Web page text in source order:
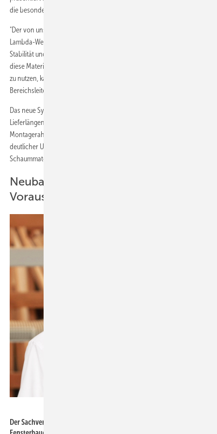
die besonders im Neubau Prozessvorteile verspricht.
"Der von uns eingesetzte PET-Schaum weist einen ausgezeichneten
Lambda-Wert von 0,043 auf und überzeugt gleichzeitig mit seiner
Stabilität und Festigkeit und ist obendrein verschraubbar – der Impuls,
diese Materialeigenschaften an anderer Stelle im Bauablauf zusätzlich
zu nutzen, kam von unseren Kunden", erklärt Stefan Gaiser,
Bereichsleiter QM und Konstruktion bei Gargiulo.
Das neue System nutzt die Schweißeignung des Materials und
Lieferlängen bis 6,50 m. Dadurch können Verarbeiter die
Montagerahmen für die Baustelle ab Werk vorkonfektionieren – ein
deutlicher Unterschied zu bisherigen Verfahren, bei denen verpresste
Schaummaterialien meist erst auf der Baustelle zugeschnitten werden.
Neubau bietet andere
Voraussetzungen als Sanierung
Der Sachverständige Marc Schütt ist Schreinermeister und